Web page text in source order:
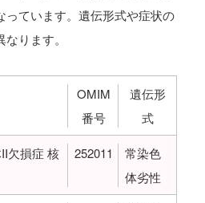
っています。遺伝形式や症状の
ります。
OMIM
番号
遺伝形
式
欠損症 核
252011
常染色
体劣性